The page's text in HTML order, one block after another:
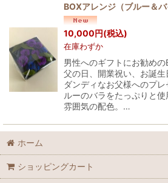
並び順:
絞り込む
BOXアレンジ（ブルー＆
10,000円(税込)
在庫わずか
男性へのギフトにお勧めの
父の日、開業祝い、お誕生
ダンディなお父様へのプ
ルーのバラをたっぷりと
雰囲気の配色。…
ホーム
ショッピングカート